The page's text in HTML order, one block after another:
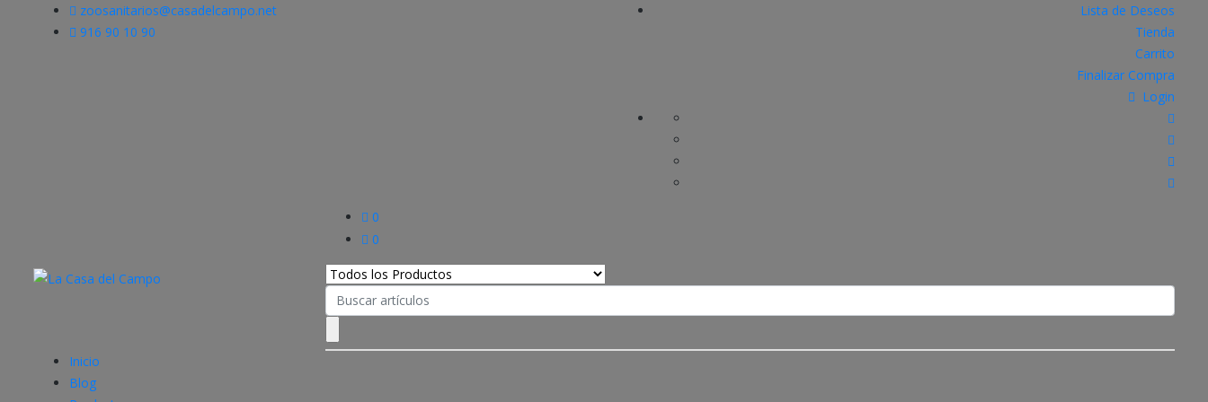
zoosanitarios@casadelcampo.net
916 90 10 90
Lista de Deseos
Tienda
Carrito
Finalizar Compra
Login
0
0
Search
for:
Inicio
Blog